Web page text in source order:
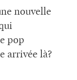
nouvelle
pop
arrivée là?